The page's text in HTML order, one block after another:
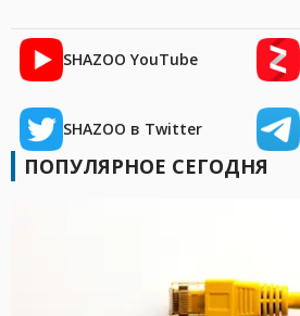
SHAZOO YouTube
SHAZOO в Twitter
ПОПУЛЯРНОЕ СЕГОДНЯ